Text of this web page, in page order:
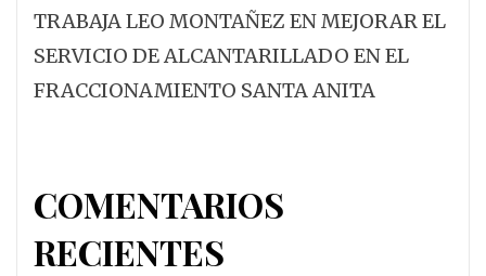
TRABAJA LEO MONTAÑEZ EN MEJORAR EL
SERVICIO DE ALCANTARILLADO EN EL
FRACCIONAMIENTO SANTA ANITA
COMENTARIOS
RECIENTES